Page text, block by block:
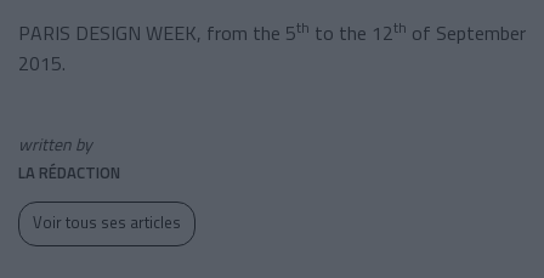
PARIS DESIGN WEEK, from the 5th to the 12th of September
2015.
written by
LA RÉDACTION
Voir tous ses articles